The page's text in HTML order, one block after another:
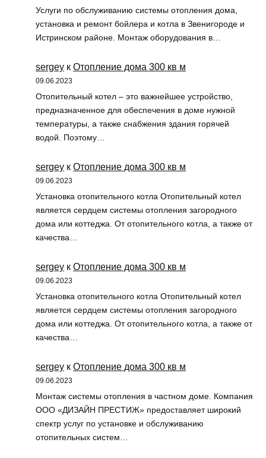
Услуги по обслуживанию системы отопления дома,
установка и ремонт бойлера и котла в Звенигороде и
Истринском районе. Монтаж оборудования в…
sergey к Отопление дома 300 кв м
09.06.2023
Отопительный котел – это важнейшее устройство,
предназначенное для обеспечения в доме нужной
температуры, а также снабжения здания горячей
водой. Поэтому…
sergey к Отопление дома 300 кв м
09.06.2023
Установка отопительного котла Отопительный котел
является сердцем системы отопления загородного
дома или коттеджа. От отопительного котла, а также от
качества…
sergey к Отопление дома 300 кв м
09.06.2023
Установка отопительного котла Отопительный котел
является сердцем системы отопления загородного
дома или коттеджа. От отопительного котла, а также от
качества…
sergey к Отопление дома 300 кв м
09.06.2023
Монтаж системы отопления в частном доме. Компания
ООО «ДИЗАЙН ПРЕСТИЖ» предоставляет широкий
спектр услуг по установке и обслуживанию
отопительных систем…